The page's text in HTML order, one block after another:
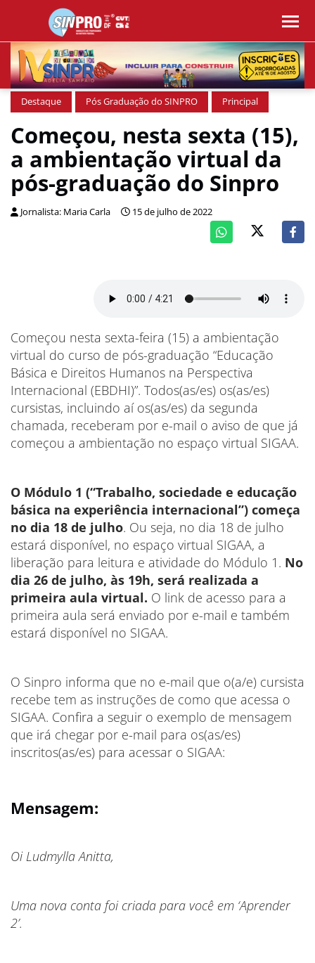
Destaque Pós Graduação do SINPRO Principal
Começou, nesta sexta (15),
a ambientação virtual da
pós-graduação do Sinpro
Jornalista: Maria Carla 15 de julho de 2022
Começou nesta sexta-feira (15) a ambientação
virtual do curso de pós-graduação “Educação
Básica e Direitos Humanos na Perspectiva
Internacional (EBDHI)”. Todos(as/es) os(as/es)
cursistas, incluindo aí os(as/es) da segunda
chamada, receberam por e-mail o aviso de que já
começou a ambientação no espaço virtual SIGAA.
O Módulo 1 (“Trabalho, sociedade e educação
básica na experiência internacional”) começa
no dia 18 de julho. Ou seja, no dia 18 de julho
estará disponível, no espaço virtual SIGAA, a
liberação para leitura e atividade do Módulo 1. No
dia 26 de julho, às 19h, será realizada a
primeira aula virtual. O link de acesso para a
primeira aula será enviado por e-mail e também
estará disponível no SIGAA.
O Sinpro informa que no e-mail que o(a/e) cursista
recebe tem as instruções de como que acessa o
SIGAA. Confira a seguir o exemplo de mensagem
que irá chegar por e-mail para os(as/es)
inscritos(as/es) para acessar o SIGAA:
Mensagem:
Oi Ludmylla Anitta,
Uma nova conta foi criada para você em ‘Aprender
2’.